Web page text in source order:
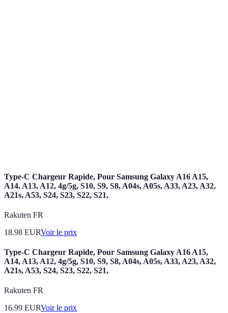
Type-C Chargeur Rapide, Pour Samsung Galaxy A16 A15,
A14, A13, A12, 4g/5g, S10, S9, S8, A04s, A05s, A33, A23, A32,
A21s, A53, S24, S23, S22, S21,
Rakuten FR
18.98 EURVoir le prix
Type-C Chargeur Rapide, Pour Samsung Galaxy A16 A15,
A14, A13, A12, 4g/5g, S10, S9, S8, A04s, A05s, A33, A23, A32,
A21s, A53, S24, S23, S22, S21,
Rakuten FR
16.99 EURVoir le prix